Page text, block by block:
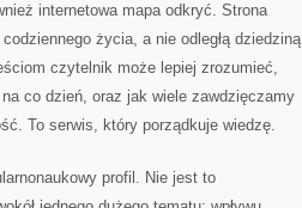
internetowa mapa odkryć. Strona
życia, a nie odległą dziedziną
czytelnik może lepiej zrozumieć,
co dzień, oraz jak wiele zawdzięczamy
To serwis, który porządkuje wiedzę.
profil. Nie jest to